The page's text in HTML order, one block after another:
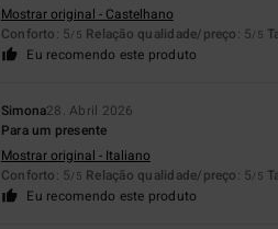
Mostrar original - Castelhano
Conforto: 5/5 Relação qualidade/preço: 5/5
Eu recomendo este produto
Simona28. Abril 2026
Para um presente
Mostrar original - Italiano
Conforto: 5/5 Relação qualidade/preço: 5/5
Eu recomendo este produto